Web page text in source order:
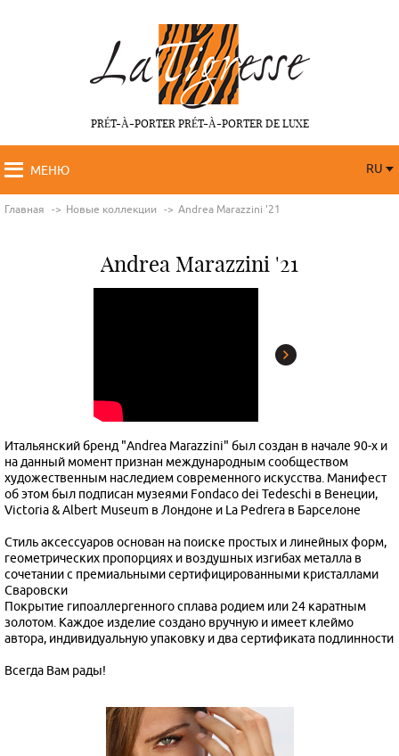
PRÉT-À-PORTER PRÉT-À-PORTER DE LUXE
МЕНЮ
RU
Главная Новые коллекции Andrea Marazzini '21
Andrea Marazzini '21
Итальянский бренд "Andrea Marazzini" был создан в начале 90-х и
на данный момент признан международным сообществом
художественным наследием современного искусства. Манифест
об этом был подписан музеями Fondaco dei Tedeschi в Венеции,
Victoria & Albert Museum в Лондоне и La Pedrera в Барселоне
Стиль аксессуаров основан на поиске простых и линейных форм,
геометрических пропорциях и воздушных изгибах металла в
сочетании с премиальными сертифицированными кристаллами
Сваровски
Покрытие гипоаллергенного сплава родием или 24 каратным
золотом. Каждое изделие создано вручную и имеет клеймо
автора, индивидуальную упаковку и два сертификата подлинности
Всегда Вам рады!